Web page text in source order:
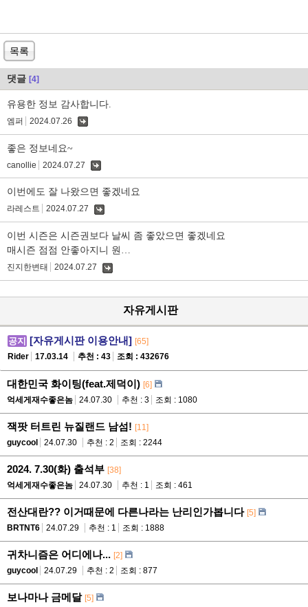
목록
댓글 [4]
유용한 정보 감사합니다.
엠퍼 2024.07.26
좋은 정보네요~
canollie 2024.07.27
글
이번에도 잘 나왔으면 좋겠네요
라레스트 2024.07.27
이번 시즌은 시즌권보다 날씨 좀 좋았으면 좋겠네요
매시즌 점점 안좋아지니 원…
진지한변태 2024.07.27
자유게시판
공지 [자유게시판 이용안내] [65]
Rider
17.03.14 추천 : 43 조회 : 432676
대한민국 화이팅(feat.제덕이) [6]
억세게재수좋은놈
24.07.30 추천 : 3 조회 : 1080
잭팟 터트린 뉴질랜드 남섬! [11]
guycool
24.07.30 추천 : 2 조회 : 2244
2024. 7.30(화) 출석부 [38]
억세게재수좋은놈
24.07.30 추천 : 1 조회 : 461
전산대란?? 이거때문에 다른나라는 난리인가봅니다 [5]
BRTNT6
24.07.29 추천 : 1 조회 : 1888
귀차니즘은 어디에나... [2]
guycool
24.07.29 추천 : 2 조회 : 877
보나마나 금메달 [5]